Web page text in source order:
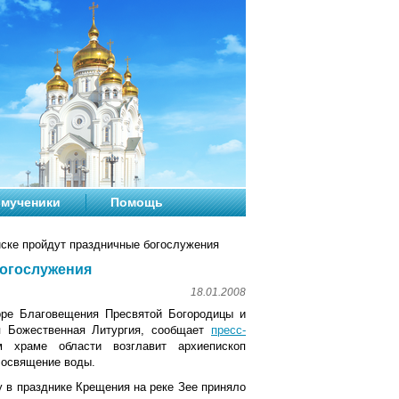
Помощь
пройдут праздничные богослужения
18.01.2008
Благовещения Пресвятой Богородицы и
Литургия, сообщает пресс-
области возглавит архиепископ
освящение воды.
празднике Крещения на реке Зее приняло